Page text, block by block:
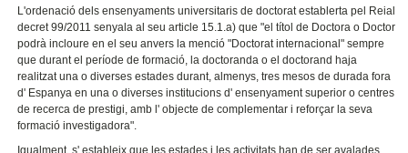
L'ordenació dels ensenyaments universitaris de doctorat establerta pel Reial
decret 99/2011 senyala al seu article 15.1.a) que "el títol de Doctora o Doctor
podrà incloure en el seu anvers la menció "Doctorat internacional" sempre
que durant el període de formació, la doctoranda o el doctorand haja
realitzat una o diverses estades durant, almenys, tres mesos de durada fora
d' Espanya en una o diverses institucions d' ensenyament superior o centres
de recerca de prestigi, amb l' objecte de complementar i reforçar la seva
formació investigadora".